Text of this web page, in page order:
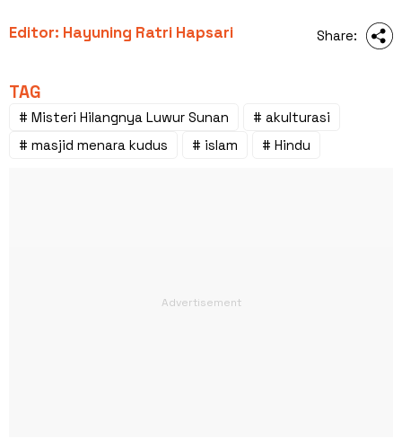
Editor: Hayuning Ratri Hapsari Share:
TAG
# Misteri Hilangnya Luwur Sunan
# akulturasi
# masjid menara kudus
# islam # Hindu